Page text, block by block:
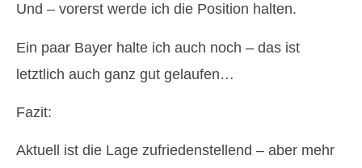
Und – vorerst werde ich die Position halten.
Ein paar Bayer halte ich auch noch – das ist
letztlich auch ganz gut gelaufen…
Fazit:
Aktuell ist die Lage zufriedenstellend – aber mehr